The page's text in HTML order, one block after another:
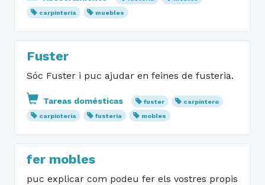
carpinteria
muebles
Fuster
Sóc Fuster i puc ajudar en feines de fusteria.
Tareas domésticas fuster
carpintero
carpinteria
fusteria mobles
fer mobles
puc explicar com podeu fer els vostres propis